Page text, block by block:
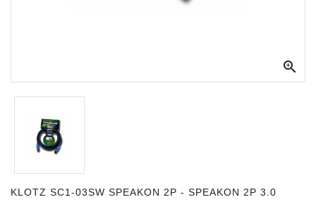
Microfoons
Versterking
Instrumenten
Shop

KLOTZ SC1-03SW SPEAKON 2P - SPEAKON 2P 3.0